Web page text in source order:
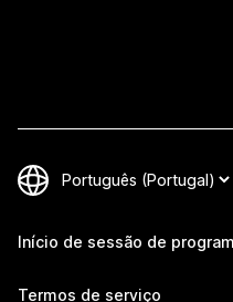
Início de sessão de
Termos de serviço